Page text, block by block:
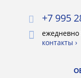
+7 995
контакты ›